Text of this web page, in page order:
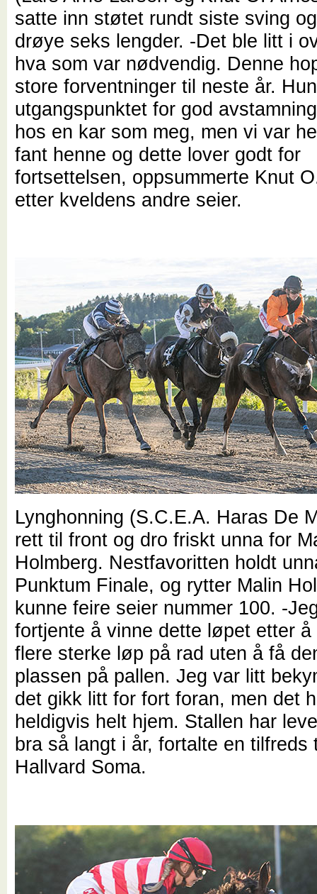
satte inn støtet rundt siste sving
drøye seks lengder. -Det ble litt i
hva som var nødvendig. Denne
store forventninger til neste år.
utgangspunktet for god
hos en kar som meg, men vi var
fant henne og dette lover godt for
fortsettelsen, oppsummerte Knut
etter kveldens andre seier.
Lynghonning (S.C.E.A. Haras De
rett til front og dro friskt unna for
Holmberg. Nestfavoritten holdt
Punktum Finale, og rytter Malin
kunne feire seier nummer 100. -
fortjente å vinne dette løpet etter
flere sterke løp på rad uten å få
plassen på pallen. Jeg var litt
det gikk litt for fort foran, men det
heldigvis helt hjem. Stallen har
bra så langt i år, fortalte en tilfreds
Hallvard Soma.